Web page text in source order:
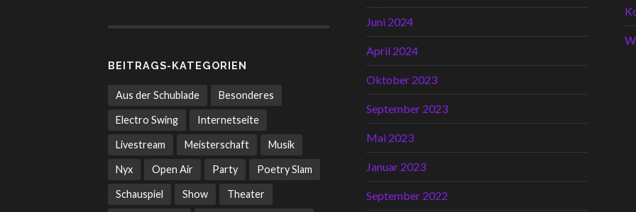
BEITRAGS-KATEGORIEN
Aus der Schublade Besonderes
Electro Swing Internetseite
Livestream Meisterschaft Musik
Nyx Open Air Party Poetry Slam
Schauspiel Show Theater
Juni 2024
April 2024
Oktober 2023
September 2023
Mai 2023
Januar 2023
September 2022